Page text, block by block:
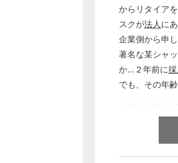
からリタイア
スクが法人 に
企業側から申
著名な某シャ
か…２年前に
でも、その年